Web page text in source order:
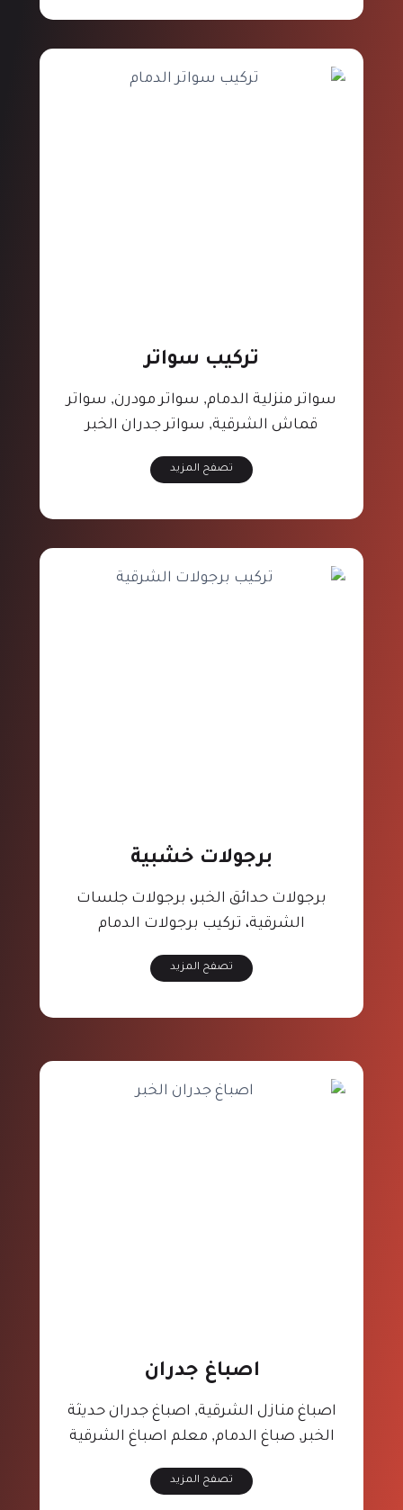
تركيب سواتر
سواتر منزلية الدمام, سواتر مودرن, سواتر
قماش الشرقية, سواتر جدران الخبر
تصفح المزيد
برجولات خشبية
برجولات حدائق الخبر، برجولات جلسات
الشرقية، تركيب برجولات الدمام
تصفح المزيد
اصباغ جدران
اصباغ منازل الشرقية, اصباغ جدران حديثة
الخبر, صباغ الدمام, معلم اصباغ الشرقية
تصفح المزيد